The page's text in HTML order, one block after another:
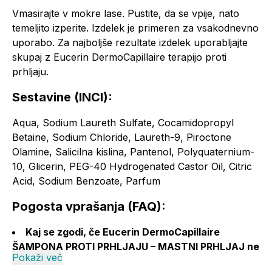
Vmasirajte v mokre lase. Pustite, da se vpije, nato
temeljito izperite. Izdelek je primeren za vsakodnevno
uporabo. Za najboljše rezultate izdelek uporabljajte
skupaj z Eucerin DermoCapillaire terapijo proti
prhljaju.
Sestavine (INCI):
Aqua, Sodium Laureth Sulfate, Cocamidopropyl
Betaine, Sodium Chloride, Laureth-9, Piroctone
Olamine, Salicilna kislina, Pantenol, Polyquaternium-
10, Glicerin, PEG-40 Hydrogenated Castor Oil, Citric
Acid, Sodium Benzoate, Parfum
Pogosta vprašanja (FAQ):
Kaj se zgodi, če Eucerin DermoCapillaire
ŠAMPONA PROTI PRHLJAJU – MASTNI PRHLJAJ ne
uporabim skupaj z Eucerin DermoCapillaire
Pokaži več